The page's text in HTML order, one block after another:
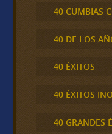
40 CUMBIAS
40 DE LOS
40 ÉXITOS
40 ÉXITOS
40 GRANDES